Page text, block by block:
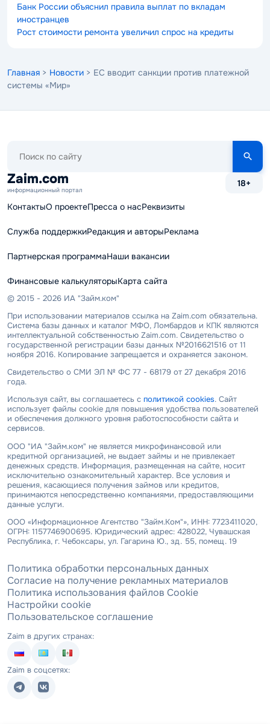
Банк России объяснил правила выплат по вкладам
иностранцев
Рост стоимости ремонта увеличил спрос на кредиты
Главная > Новости > ЕС вводит санкции против платежной
системы «Мир»
сайту
Zaim.com
информационный портал
18+
КонтактыО проектеПресса о насРеквизиты
Служба поддержкиРедакция и авторыРеклама
Партнерская программаНаши вакансии
Финансовые калькуляторыКарта сайта
© 2015 - 2026 ИА "Займ.ком"
При использовании материалов ссылка на Zaim.com обязательна.
Система базы данных и каталог МФО, Ломбардов и КПК являются
интеллектуальной собственностью Zaim.com. Свидетельство о
государственной регистрации базы данных №2016621516 от 11
ноября 2016. Копирование запрещается и охраняется законом.
Свидетельство о СМИ ЭЛ № ФС 77 - 68179 от 27 декабря 2016
года.
Используя сайт, вы соглашаетесь с политикой cookies. Сайт
использует файлы cookie для повышения удобства пользователей
и обеспечения должного уровня работоспособности сайта и
сервисов.
ООО "ИА "Займ.ком" не является микрофинансовой или
кредитной организацией, не выдает займы и не привлекает
денежных средств. Информация, размещенная на сайте, носит
исключительно ознакомительный характер. Все условия и
решения, касающиеся получения займов или кредитов,
принимаются непосредственно компаниями, предоставляющими
данные услуги.
ООО «Информационное Агентство "Займ.Ком"», ИНН: 7723411020,
ОГРН: 1157746900695. Юридический адрес: 428022, Чувашская
Республика, г. Чебоксары, ул. Гагарина Ю., зд. 55, помещ. 19
Политика обработки персональных данных
Согласие на получение рекламных материалов
Политика использования файлов Cookie
Настройки cookie
Пользовательское соглашение
Zaim в других странах:
Zaim в соцсетях: